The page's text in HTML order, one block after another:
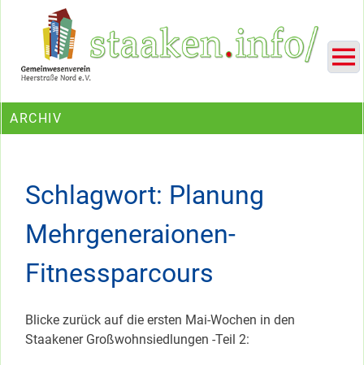
Ein Projekt des Gemeinwesenvereins Heerstraße Nord
ARCHIV
Schlagwort: Planung
Mehrgeneraionen-
Fitnessparcours
Blicke zurück auf die ersten Mai-Wochen in den
Staakener Großwohnsiedlungen -Teil 2: